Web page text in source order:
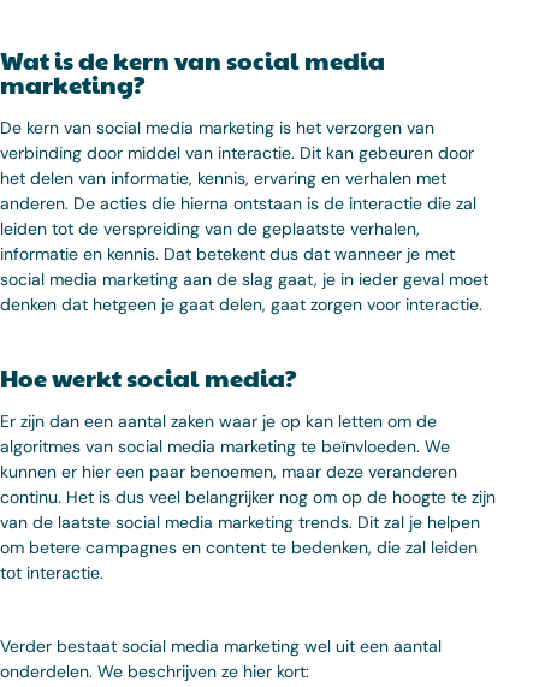
Wat is de kern van social media
marketing?
De kern van social media marketing is het verzorgen van
verbinding door middel van interactie. Dit kan gebeuren door
het delen van informatie, kennis, ervaring en verhalen met
anderen. De acties die hierna ontstaan is de interactie die zal
leiden tot de verspreiding van de geplaatste verhalen,
informatie en kennis. Dat betekent dus dat wanneer je met
social media marketing aan de slag gaat, je in ieder geval moet
denken dat hetgeen je gaat delen, gaat zorgen voor interactie.
Hoe werkt social media?
Er zijn dan een aantal zaken waar je op kan letten om de
algoritmes van social media marketing te beïnvloeden. We
kunnen er hier een paar benoemen, maar deze veranderen
continu. Het is dus veel belangrijker nog om op de hoogte te zijn
van de laatste social media marketing trends. Dit zal je helpen
om betere campagnes en content te bedenken, die zal leiden
tot interactie.
Verder bestaat social media marketing wel uit een aantal
onderdelen. We beschrijven ze hier kort: